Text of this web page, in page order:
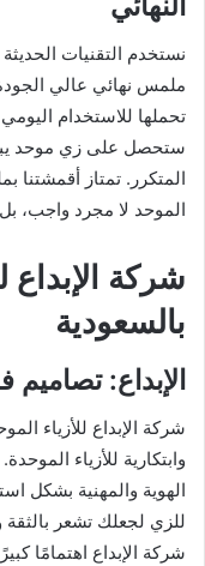
نستخدم التقنيات
ملمس نهائي عالي
تحملها للاستخدام
ستحصل على زي موحد
المتكرر. تمتاز أقمشتنا
الموحد لا مجرد واجب،
شركة الإبداع
بالسعودية
الإبداع: تصاميم
شركة الإبداع للأزياء
وابتكارية للأزياء
الهوية والمهنية بشكل
للزي لجعلك تشعر
شركة الإبداع اهتمامًا